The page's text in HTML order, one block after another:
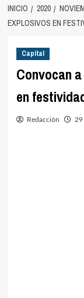
INICIO 2020
EXPLOSIVOS EN
Capital
Convocan
en
Redacción